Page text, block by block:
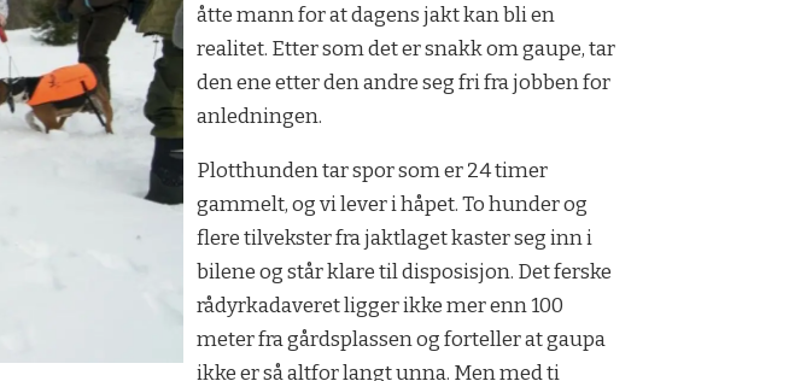
åtte mann for at dagens jakt kan bli en
realitet. Etter som det er snakk om gaupe, tar
den ene etter den andre seg fri fra jobben for
anledningen.
Plotthunden tar spor som er 24 timer
gammelt, og vi lever i håpet. To hunder og
flere tilvekster fra jaktlaget kaster seg inn i
bilene og står klare til disposisjon. Det ferske
rådyrkadaveret ligger ikke mer enn 100
meter fra gårdsplassen og forteller at gaupa
ikke er så altfor langt unna. Men med ti